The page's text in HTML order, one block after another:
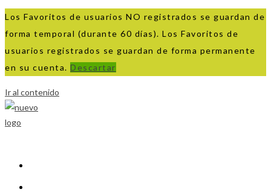
Los Favoritos de usuarios NO registrados se guardan de
forma temporal (durante 60 días). Los Favoritos de
usuarios registrados se guardan de forma permanente
en su cuenta. Descartar
Ir al contenido